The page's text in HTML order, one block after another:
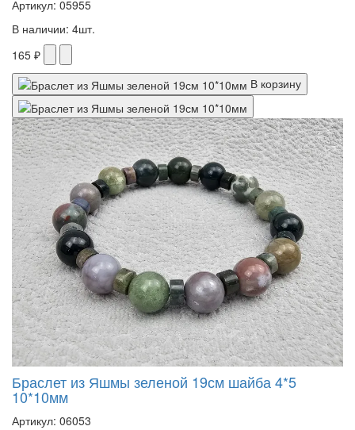
Артикул: 05955
В наличии: 4шт.
165 ₽
В корзину
Браслет из Яшмы зеленой 19см шайба 4*5
10*10мм
Артикул: 06053